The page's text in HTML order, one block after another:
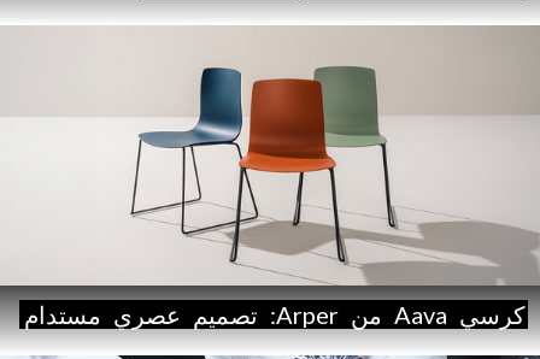
كرسي Aava من Arper: تصميم عصري مستدام